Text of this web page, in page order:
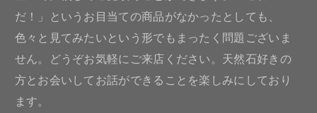
だ！」というお目当ての商品がなかったとしても、
色々と見てみたいという形でもまったく問題ございま
せん。どうぞお気軽にご来店ください。天然石好きの
方とお会いしてお話ができることを楽しみにしており
ます。